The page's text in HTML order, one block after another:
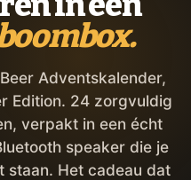
Adventskalender,
Edition. 24 zorgvuldig
verpakt in een écht
speaker die je
staan. Het cadeau dat